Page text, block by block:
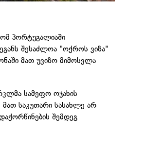
პორტუგალიაში
შესაძლოა "ოქროს ვიზა"
მათ უვიზო მიმოსვლა
სამეფო ოჯახის
საკუთარი სასახლე არ
შემდეგ